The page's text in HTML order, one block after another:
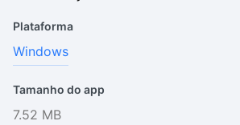
Plataforma
Windows
Tamanho do app
7.52 MB